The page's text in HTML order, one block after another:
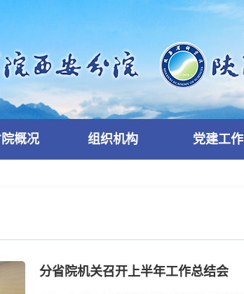
概况 组织机构 党建工作
分省院机关召开上半年工作总结会